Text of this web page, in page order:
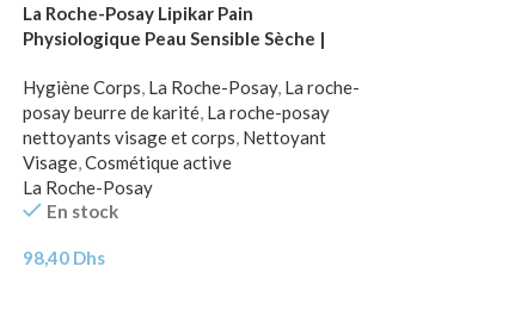
La Roche-Posay Lipikar Pain
Physiologique Peau Sensible Sèche |
Hygiène Corps, La Roche-Posay, La roche-
posay beurre de karité, La roche-posay
nettoyants visage et corps, Nettoyant
Visage,Cosmétique active
La Roche-Posay
En stock
98,40 Dhs